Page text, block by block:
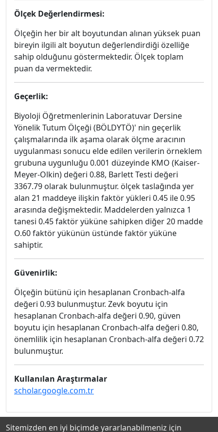
Ölçek Değerlendirmesi:
Ölçeğin her bir alt boyutundan alınan yüksek puan
bireyin ilgili alt boyutun değerlendirdiği özelliğe
sahip olduğunu göstermektedir. Ölçek toplam
puan da vermektedir.
Geçerlik:
Biyoloji Öğretmenlerinin Laboratuvar Dersine
Yönelik Tutum Ölçeği (BÖLDYTÖ)' nin geçerlik
çalışmalarında ilk aşama olarak ölçme aracının
uygulanması sonucu elde edilen verilerin örneklem
grubuna uygunluğu 0.001 düzeyinde KMO (Kaiser-
Meyer-Olkin) değeri 0.88, Barlett Testi değeri
3367.79 olarak bulunmuştur. ölçek taslağında yer
alan 21 maddeye ilişkin faktör yükleri 0.45 ile 0.95
arasında değişmektedir. Maddelerden yalnızca 1
tanesi 0.45 faktör yüküne sahipken diğer 20 madde
O.60 faktör yükünün üstünde faktör yüküne
sahiptir.
Güvenirlik:
Ölçeğin bütünü için hesaplanan Cronbach-alfa
değeri 0.93 bulunmuştur. Zevk boyutu için
hesaplanan Cronbach-alfa değeri 0.90, güven
boyutu için hesaplanan Cronbach-alfa değeri 0.80,
önemlilik için hesaplanan Cronbach-alfa değeri 0.72
bulunmuştur.
Kullanılan Araştırmalar
scholar.google.com.tr
Sitemizden en iyi biçimde yararlanabilmeniz için